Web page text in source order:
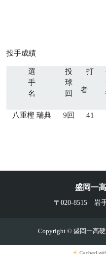
投手成績
選
手
名
投
球
回
打
者
八重樫 瑞典 9回 41
盛岡一
〒020-8515 岩
Copyright © 盛岡一高
Cached